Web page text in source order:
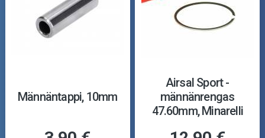
Männäntappi, 10mm
Airsal Sport -
männänrengas
47.60mm, Minarelli